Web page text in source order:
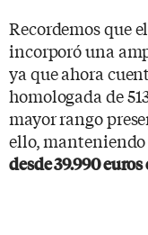
Recordemos que
incorporó una
ya que ahora
homologada de
mayor rango
ello,
desde 39.990 euros